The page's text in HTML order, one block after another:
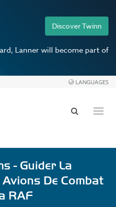
Discover Twinn
Lanner will become part of
LANGUAGES
- Guider La
De Combat
RAF